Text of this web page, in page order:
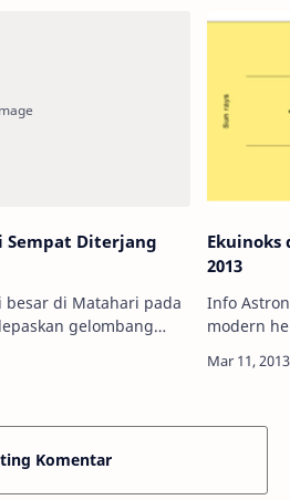
Sempat Diterjang
di Matahari pada
gelombang
dan meningkatkan…
2013
Info
modern
bersama
Komentar